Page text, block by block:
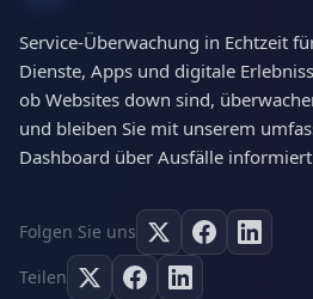
Service-Überwachung in Echtzeit
Dienste, Apps und digitale
ob Websites down sind,
und bleiben Sie mit unserem
Dashboard über Ausfälle
Folgen Sie uns
Teilen